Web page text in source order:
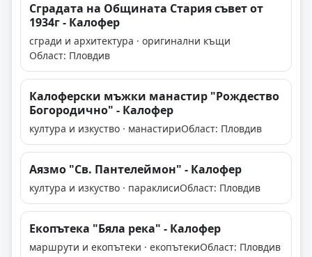
Сградата на Общината Стария съвет от
1934г - Калофер
сгради и архитектура · оригинални къщи
Област: Пловдив
Калоферски мъжки манастир "Рождество
Богородично" - Калофер
култура и изкуство · манастириОбласт: Пловдив
Аязмо "Св. Пантелеймон" - Калофер
култура и изкуство · параклисиОбласт: Пловдив
Екопътека "Бяла река" - Калофер
маршрути и екопътеки · екопътекиОбласт: Пловдив